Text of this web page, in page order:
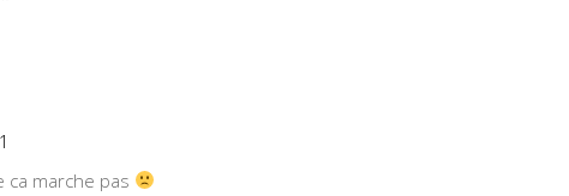
ca marche pas